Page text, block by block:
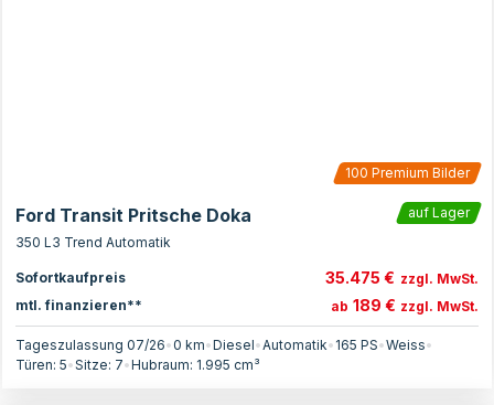
100 Premium Bilder
Ford Transit Pritsche Doka
auf Lager
350 L3 Trend Automatik
Sofortkaufpreis 35.475 € zzgl. MwSt.
mtl. finanzieren**
ab 189 € zzgl. MwSt.
Tageszulassung 07/26•0 km•Diesel•Automatik• 165 PS•Weiss•
Türen: 5•Sitze: 7•Hubraum: 1.995 cm³